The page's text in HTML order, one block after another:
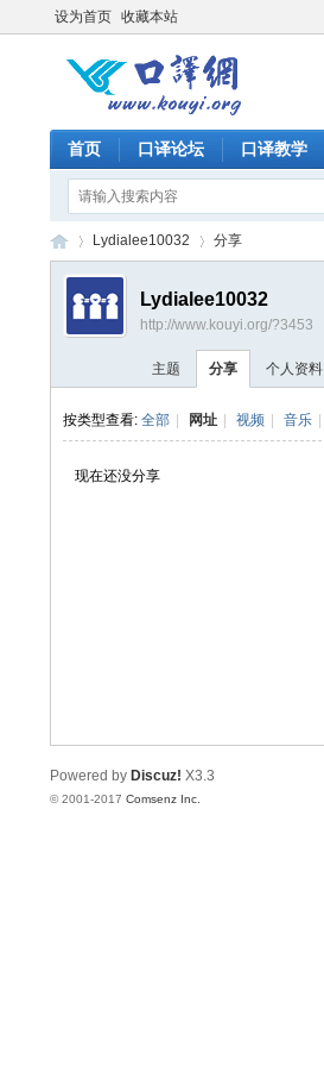
设为首页 收藏本站
首页 口译论坛 口译教学
›
Lydialee10032 分享
Lydialee10032
http://www.kouyi.org/?3453
主题 分享 个人资料
按类型查看: 全部 网址 视频 音乐
现在还没分享
Powered by Discuz! X3.3
© 2001-2017 Comsenz Inc.